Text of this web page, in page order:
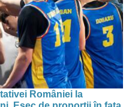
României la